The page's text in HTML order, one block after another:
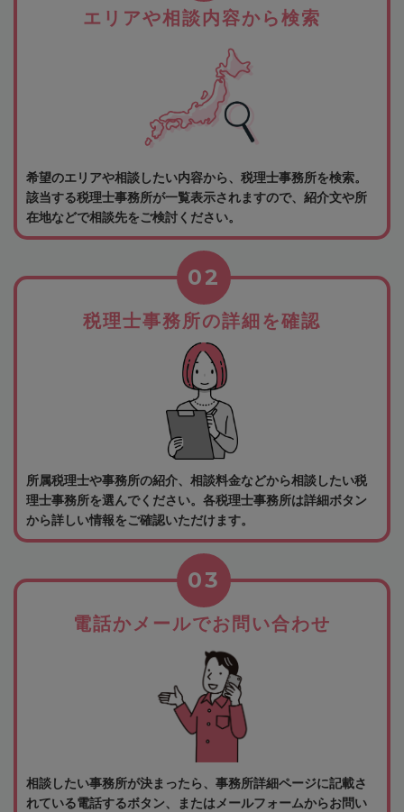
エリアや相談内容から検索
希望のエリアや相談したい内容から、税理士事務所を検索。
該当する税理士事務所が一覧表示されますので、紹介文や所
在地などで相談先をご検討ください。
税理士事務所の詳細を確認
02
所属税理士や事務所の紹介、相談料金などから相談したい税
理士事務所を選んでください。各税理士事務所は詳細ボタン
から詳しい情報をご確認いただけます。
電話かメールでお問い合わせ
03
相談したい事務所が決まったら、事務所詳細ページに記載さ
れている電話するボタン、またはメールフォームからお問い